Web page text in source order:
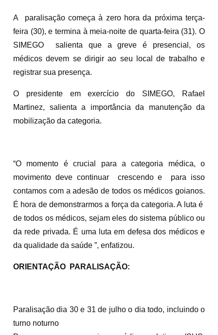
A paralisação começa à zero hora da próxima terça-
feira (30), e termina à meia-noite de quarta-feira (31). O
SIMEGO salienta que a greve é presencial, os
médicos devem se dirigir ao seu local de trabalho e
registrar sua presença.
O presidente em exercício do SIMEGO, Rafael
Martinez, salienta a importância da manutenção da
mobilização da categoria.
“O momento é crucial para a categoria médica, o
movimento deve continuar crescendo e para isso
contamos com a adesão de todos os médicos goianos.
É hora de demonstrarmos a força da categoria. A luta é
de todos os médicos, sejam eles do sistema público ou
da rede privada. É uma luta em defesa dos médicos e
da qualidade da saúde ”, enfatizou.
ORIENTAÇÃO PARALISAÇÃO:
Paralisação dia 30 e 31 de julho o dia todo, incluindo o
turno noturno